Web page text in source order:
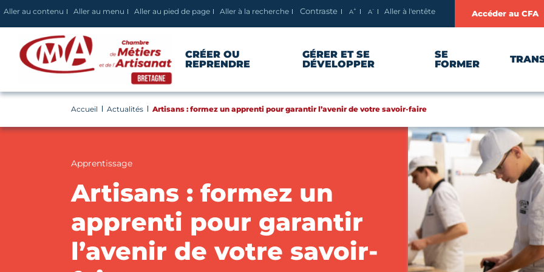
Panneau de gestion des cookies
Aller au contenu Aller au menu Aller au pied de page Aller à la recherche Contraste A+
Agrandir le texte
A-
Réduire le texte
Aller à l'entête Accéder au CFA
CRÉER OU
REPRENDRE
GÉRER ET SE
DÉVELOPPER
SE
FORMER
Accueil Actualités Artisans : formez un apprenti pour garantir l’avenir de votre savoir-faire
Apprentissage
Artisans : formez un
apprenti pour garantir
l’avenir de votre savoir-